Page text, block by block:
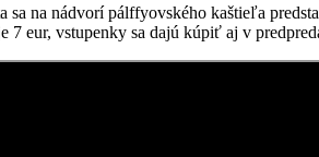
na nádvorí pálffyovského kaštieľa
7 eur, vstupenky sa dajú kúpiť aj v